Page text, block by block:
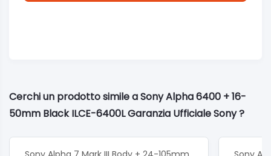
Cerchi un prodotto simile a Sony Alpha 6400 + 16-
50mm Black ILCE-6400L Garanzia Ufficiale Sony ?